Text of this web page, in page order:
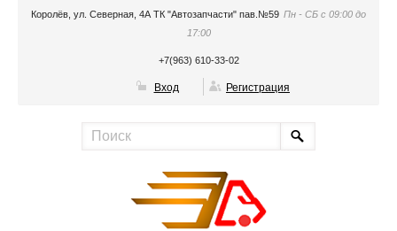
Королёв, ул. Северная, 4А ТК "Автозапчасти" пав.№59 Пн - СБ с 09:00 до
17:00
+7(963) 610-33-02
Вход Регистрация